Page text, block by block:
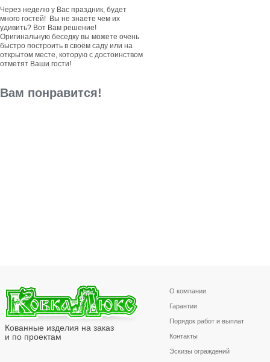
Через неделю у Вас праздник, будет
много гостей! Вы не знаете чем их
удивить? Вот Вам решение!
Оригинальную беседку вы можете очень
быстро построить в своём саду или на
открытом месте, которую с достоинством
отметят Ваши гости!
Вам понравится!
Кованные изделия на заказ
и по проектам
О компании
Гарантии
Порядок работ и выплат
Контакты
Эскизы ограждений